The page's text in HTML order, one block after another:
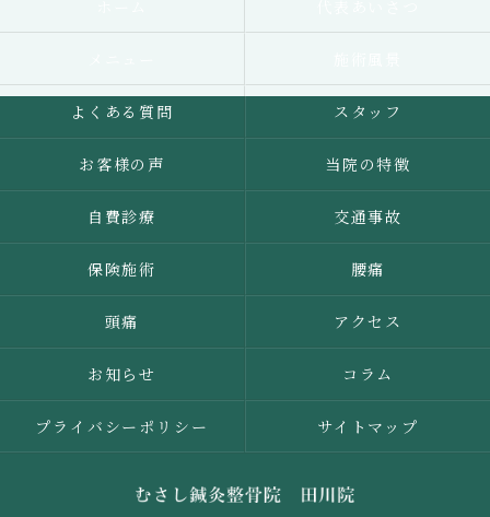
よくある質問 スタッフ
お客様の声 当院の特徴
自費診療 交通事故
保険施術 腰痛
頭痛 アクセス
お知らせ コラム
プライバシーポリシー サイトマップ